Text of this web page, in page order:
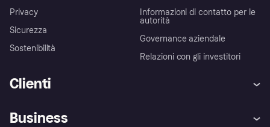
Privacy
Sicurezza
Sostenibilità
Informazioni di contatto per le
autorità
Governance aziendale
Relazioni con gli investitori
Clienti
Business